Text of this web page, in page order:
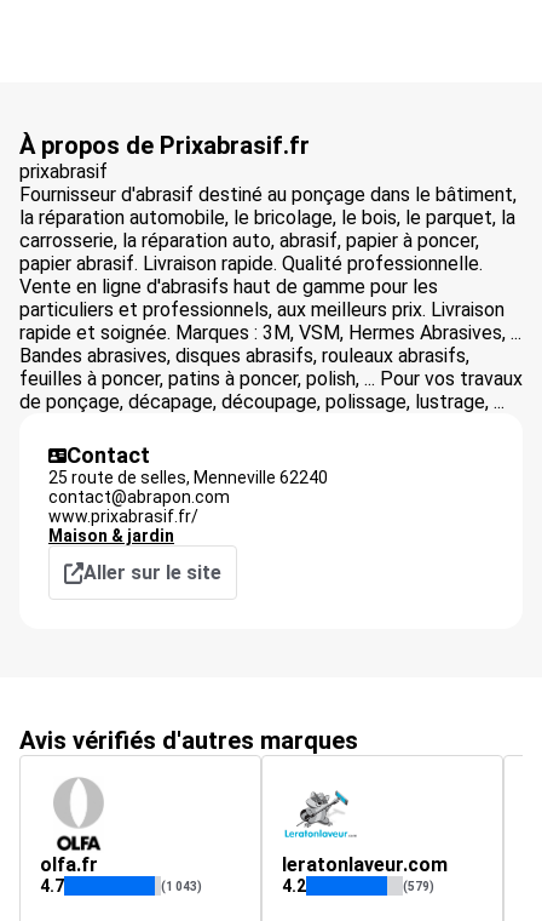
À propos de Prixabrasif.fr
prixabrasif
Fournisseur d'abrasif destiné au ponçage dans le bâtiment,
la réparation automobile, le bricolage, le bois, le parquet, la
carrosserie, la réparation auto, abrasif, papier à poncer,
papier abrasif. Livraison rapide. Qualité professionnelle.
Vente en ligne d'abrasifs haut de gamme pour les
particuliers et professionnels, aux meilleurs prix. Livraison
rapide et soignée. Marques : 3M, VSM, Hermes Abrasives, ...
Bandes abrasives, disques abrasifs, rouleaux abrasifs,
feuilles à poncer, patins à poncer, polish, ... Pour vos travaux
de ponçage, décapage, découpage, polissage, lustrage, ...
Contact
25 route de selles, Menneville 62240
contact@abrapon.com
www.prixabrasif.fr/
Maison & jardin
Aller sur le site
Avis vérifiés d'autres marques
olfa.fr
4.7 (1 043)
leratonlaveur.com
4.2 (579)